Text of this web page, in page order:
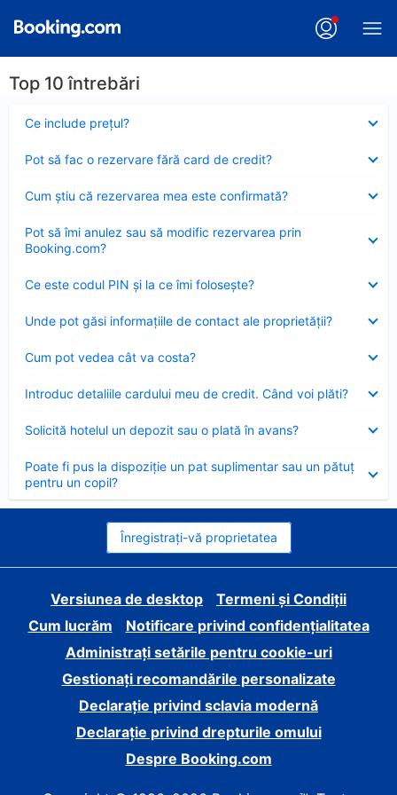
Top 10 întrebări
Ce include preţul?
închis
Pot să fac o rezervare fără card de credit?
închis
Cum ştiu că rezervarea mea este confirmată?
închis
Pot să îmi anulez sau să modific rezervarea prin
Booking.com?
închis
Ce este codul PIN şi la ce îmi foloseşte?
închis
Unde pot găsi informațiile de contact ale proprietății?
închis
Cum pot vedea cât va costa?
închis
Introduc detaliile cardului meu de credit. Când voi plăti?
închis
Solicită hotelul un depozit sau o plată în avans?
închis
Poate fi pus la dispoziție un pat suplimentar sau un pătuț
pentru un copil?
închis
Înregistrați-vă proprietatea
Versiunea de desktop
Termeni și Condiții
Cum lucrăm
Notificare privind confidențialitatea
Administrați setările pentru cookie-uri
Gestionați recomandările personalizate
Declarație privind sclavia modernă
Declarație privind drepturile omului
Despre Booking.com